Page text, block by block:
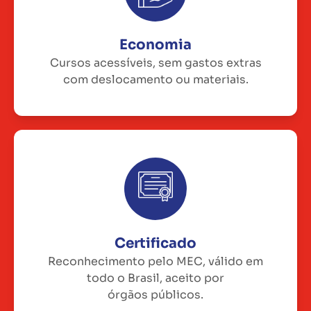
Economia
Cursos acessíveis, sem gastos extras
com deslocamento ou materiais.
Certificado
Reconhecimento pelo MEC, válido em
todo o Brasil, aceito por
órgãos públicos.